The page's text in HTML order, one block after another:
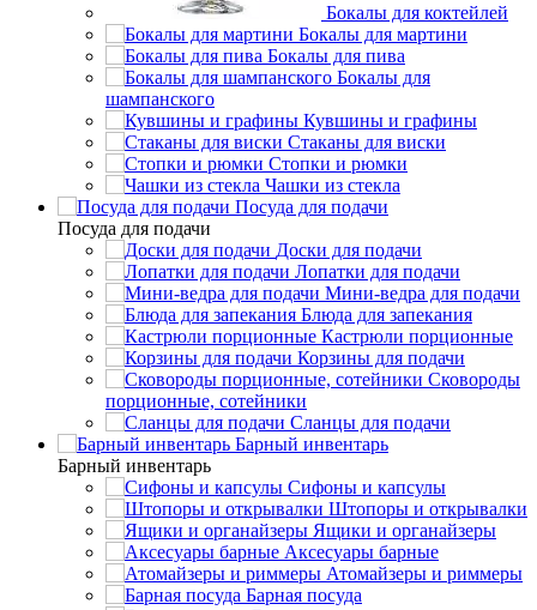
Бокалы для коктейлей
Бокалы для мартини
Бокалы для пива
Бокалы для
шампанского
Кувшины и графины
Стаканы для виски
Стопки и рюмки
Чашки из стекла
Посуда для подачи
Посуда для подачи
Доски для подачи
Лопатки для подачи
Мини-ведра для подачи
Блюда для запекания
Кастрюли порционные
Корзины для подачи
Сковороды
порционные, сотейники
Сланцы для подачи
Барный инвентарь
Барный инвентарь
Сифоны и капсулы
Штопоры и открывалки
Ящики и органайзеры
Аксесуары барные
Атомайзеры и риммеры
Барная посуда